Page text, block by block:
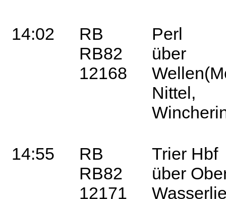
14:02
RB
RB82
12168
Perl
über
Nittel,
14:55
RB
RB82
12171
Trier Hbf
über